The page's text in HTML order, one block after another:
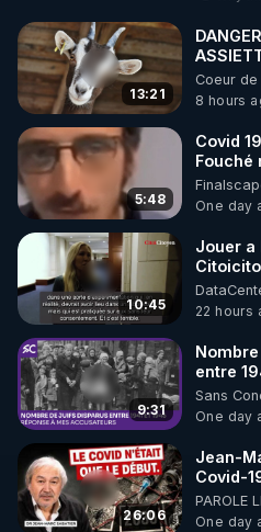
🌱 INSTAGRAM
https://
http://rgnr.li/instagram
🌱 LA NEWSLETTER
Pour ne pas rater l’actualité
http://rgnr.li/news
🌱 VIDÉOS NON
Toutes les vidéos Youtube
http://rgnr.li/odysee
🌱 LES STAGES EN
http://rgnr.li/stages
13:21
Coeur
8 hours
5:48
Covid
Fouché
de
One day
10:45
Jouer a
22 hours
9:31
entre
à mes
Sans
One day
26:06
Jean-
Covid-
début -
jusqu
PAROLE
One day